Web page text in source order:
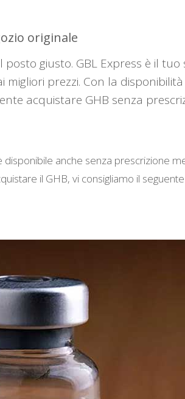
originale
giusto. GBL Express è il
migliori prezzi. Con la
acquistare GHB senza
anche senza prescrizione
il GHB, vi consigliamo il